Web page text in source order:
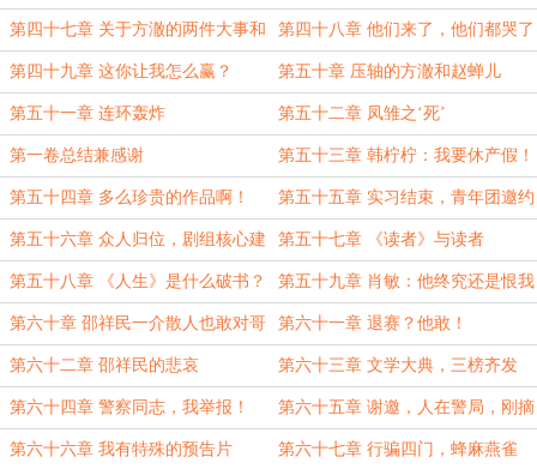
第四十七章 关于方澈的两件大事和
关于肖敏的一件小事。
第四十八章 他们来了，他们都哭了
第四十九章 这你让我怎么赢？ 第五十章 压轴的方澈和赵蝉儿
第五十一章 连环轰炸 第五十二章 凤雏之‘死’
第一卷总结兼感谢 第五十三章 韩柠柠：我要休产假！
第五十四章 多么珍贵的作品啊！ 第五十五章 实习结束，青年团邀约
第五十六章 众人归位，剧组核心建
立
第五十七章 《读者》与读者
第五十八章 《人生》是什么破书？ 第五十九章 肖敏：他终究还是恨我
的！
第六十章 邵祥民一介散人也敢对哥
哥指手画脚？
第六十一章 退赛？他敢！
第六十二章 邵祥民的悲哀 第六十三章 文学大典，三榜齐发
第六十四章 警察同志，我举报！ 第六十五章 谢邀，人在警局，刚摘
手铐
第六十六章 我有特殊的预告片 第六十七章 行骗四门，蜂麻燕雀